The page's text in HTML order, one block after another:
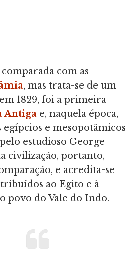
com as
, mas trata-se de um
1829, foi a primeira
Antiga e, naquela época,
e mesopotâmicos
estudioso George
civilização, portanto,
e acredita-se
ao Egito e à
povo do Vale do Indo.